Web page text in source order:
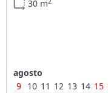
per tour in moto
ski room, piste da sci
30 m
agosto
9 10 11 12 13 14 15